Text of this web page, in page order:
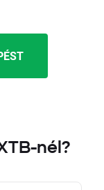
nél?